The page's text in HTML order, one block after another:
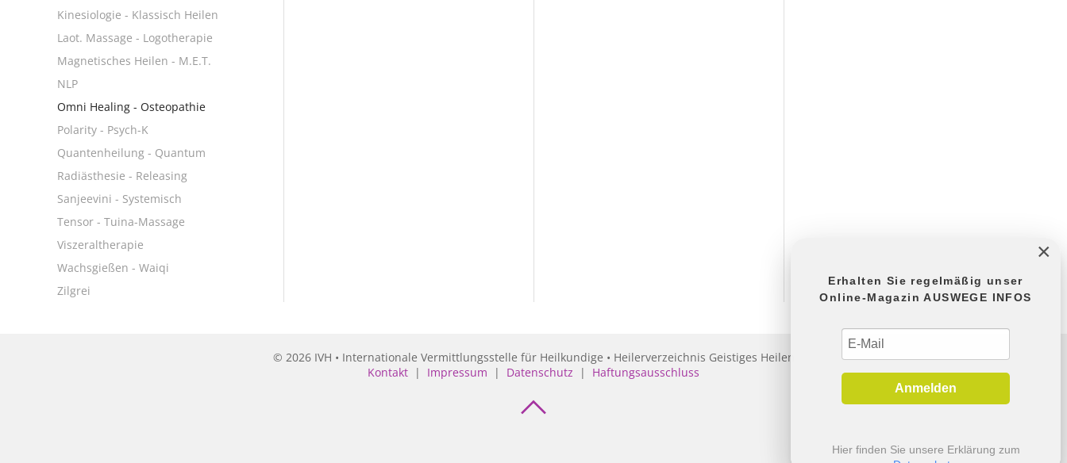
Kinesiologie - Klassisch Heilen
Laot. Massage - Logotherapie
Magnetisches Heilen - M.E.T.
NLP
Omni Healing - Osteopathie
Polarity - Psych-K
Quantenheilung - Quantum
Radiästhesie - Releasing
Sanjeevini - Systemisch
Tensor - Tuina-Massage
Viszeraltherapie
Wachsgießen - Waiqi
Zilgrei
© 2026 IVH • Internationale Vermittlungsstelle für Heilkundige • Heilerverzeichnis Geistiges Heilen
Kontakt | Impressum | Datenschutz | Haftungsausschluss
×
Erhalten Sie regelmäßig unser
Online-Magazin AUSWEGE INFOS
Anmelden
Hier finden Sie unsere Erklärung zum